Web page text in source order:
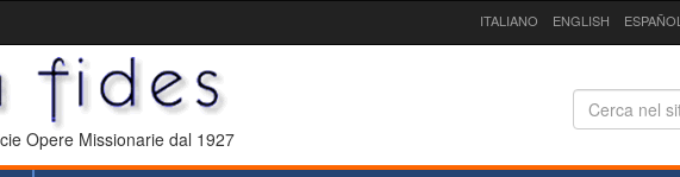
ITALIANO ENGLISH ESPAÑOL
Opere Missionarie dal 1927